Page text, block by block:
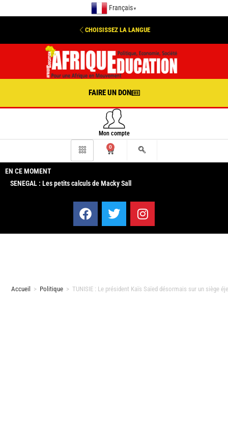
Français ▼
CHOISISSEZ LA LANGUE
FAIRE UN DON
Mon compte
0
EN CE MOMENT
SENEGAL : Les petits calculs de Macky Sall
Accueil > Politique > TUNISIE : Le président Kaïs Saïed désormais sur un siège